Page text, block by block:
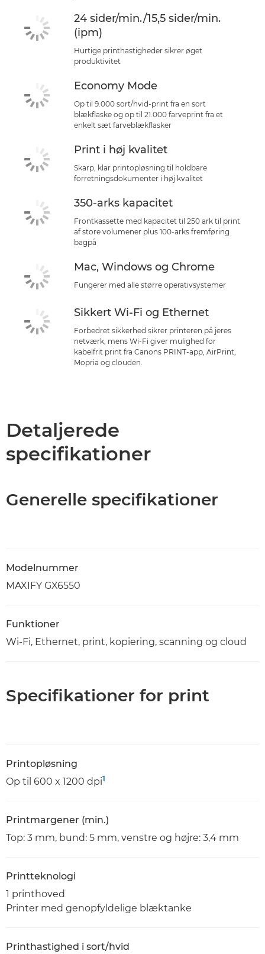
24 sider/min./15,5 sider/min.
(ipm)
Hurtige printhastigheder sikrer øget
produktivitet
Economy Mode
Op til 9.000 sort/hvid-print fra en sort
blækflaske og op til 21.000 farveprint fra et
enkelt sæt farveblækflasker
Print i høj kvalitet
Skarp, klar printopløsning til holdbare
forretningsdokumenter i høj kvalitet
350-arks kapacitet
Frontkassette med kapacitet til 250 ark til print
af store volumener plus 100-arks fremføring
bagpå
Mac, Windows og Chrome
Fungerer med alle større operativsystemer
Sikkert Wi-Fi og Ethernet
Forbedret sikkerhed sikrer printeren på jeres
netværk, mens Wi-Fi giver mulighed for
kabelfrit print fra Canons PRINT-app, AirPrint,
Mopria og clouden.
Detaljerede
specifikationer
Generelle specifikationer
Modelnummer
MAXIFY GX6550
Funktioner
Wi-Fi, Ethernet, print, kopiering, scanning og cloud
Specifikationer for print
Printopløsning
Op til 600 x 1200 dpi1
Printmargener (min.)
Top: 3 mm, bund: 5 mm, venstre og højre: 3,4 mm
Printteknologi
1 printhoved
Printer med genopfyldelige blæktanke
Printhastighed i sort/hvid